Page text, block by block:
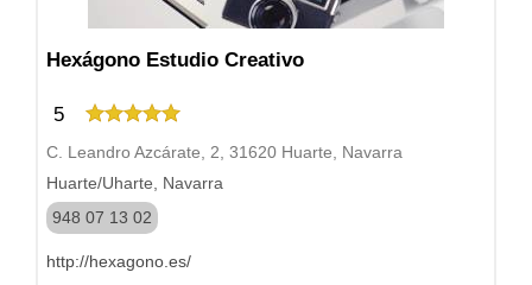
Hexágono Estudio Creativo
5
C. Leandro Azcárate, 2, 31620 Huarte, Navarra
Huarte/Uharte, Navarra
948 07 13 02
http://hexagono.es/